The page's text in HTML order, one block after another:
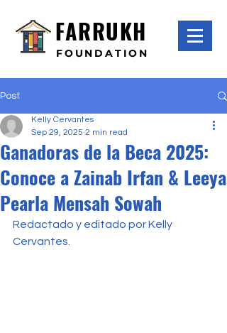
FARRUKH
FOUNDATION
Post
Ganadoras de la Beca 2025:
Conoce a Zainab Irfan & Leeya
Pearla Mensah Sowah
Kelly Cervantes
Sep 29, 2025 2 min read
Redactado y editado por Kelly
Cervantes.